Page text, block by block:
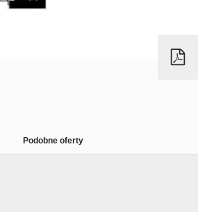
Podobne oferty